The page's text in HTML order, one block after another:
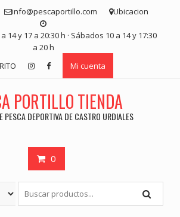
info@pescaportillo.com Ubicacion
14 y 17 a 20:30 h · Sábados 10 a 14 y 17:30
a 20 h
Mi cuenta
PORTILLO TIENDA
PESCA DEPORTIVA DE CASTRO URDIALES
0